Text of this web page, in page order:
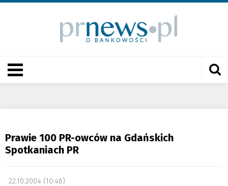
Prawie 100 PR-owców na Gdańskich
Spotkaniach PR
22.10.2004 (10:46)